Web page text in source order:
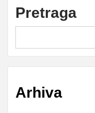
Pretraga
Arhiva